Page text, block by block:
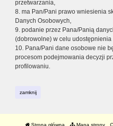
przetwarzania,
8. ma Pan/Pani prawo wniesienia
Danych Osobowych,
9. podanie przez Pana/Panią
(dobrowolne) w celu
10. Pana/Pani dane osobowe nie
procesom podejmowania decyzji
profilowaniu.
zamknij
Strona główna Mapa strony